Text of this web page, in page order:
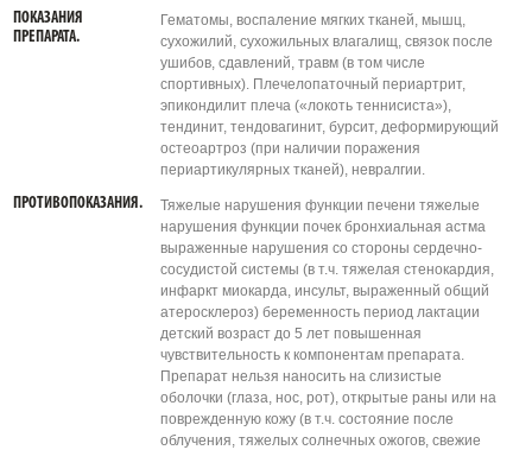
ПОКАЗАНИЯ
ПРЕПАРАТА.
Гематомы, воспаление мягких тканей, мышц,
сухожилий, сухожильных влагалищ, связок после
ушибов, сдавлений, травм (в том числе
спортивных). Плечелопаточный периартрит,
эпикондилит плеча («локоть теннисиста»),
тендинит, тендовагинит, бурсит, деформирующий
остеоартроз (при наличии поражения
периартикулярных тканей), невралгии.
ПРОТИВОПОКАЗАНИЯ.
Тяжелые нарушения функции печени тяжелые
нарушения функции почек бронхиальная астма
выраженные нарушения со стороны сердечно-
сосудистой системы (в т.ч. тяжелая стенокардия,
инфаркт миокарда, инсульт, выраженный общий
атеросклероз) беременность период лактации
детский возраст до 5 лет повышенная
чувствительность к компонентам препарата.
Препарат нельзя наносить на слизистые
оболочки (глаза, нос, рот), открытые раны или на
поврежденную кожу (в т.ч. состояние после
облучения, тяжелых солнечных ожогов, свежие